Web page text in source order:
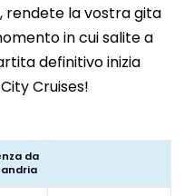
rendete la vostra gita
in cui salite a
definitivo inizia
Cruises!
da